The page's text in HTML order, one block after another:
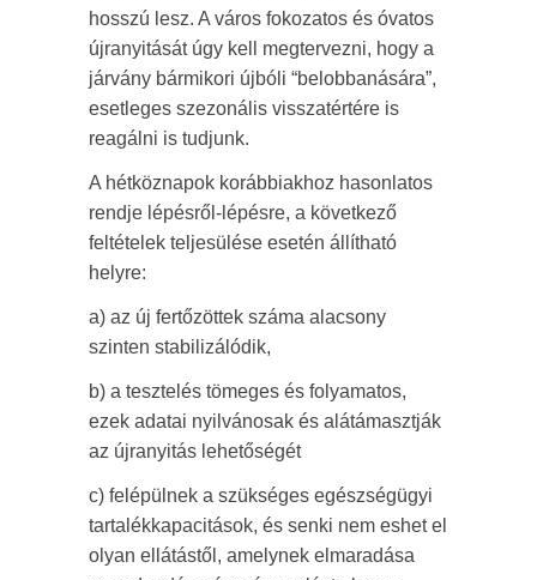
hosszú lesz. A város fokozatos és óvatos
újranyitását úgy kell megtervezni, hogy a
járvány bármikori újbóli “belobbanására”,
esetleges szezonális visszatértére is
reagálni is tudjunk.
A hétköznapok korábbiakhoz hasonlatos
rendje lépésről-lépésre, a következő
feltételek teljesülése esetén állítható
helyre:
a) az új fertőzöttek száma alacsony
szinten stabilizálódik,
b) a tesztelés tömeges és folyamatos,
ezek adatai nyilvánosak és alátámasztják
az újranyitás lehetőségét
c) felépülnek a szükséges egészségügyi
tartalékkapacitások, és senki nem eshet el
olyan ellátástől, amelynek elmaradása